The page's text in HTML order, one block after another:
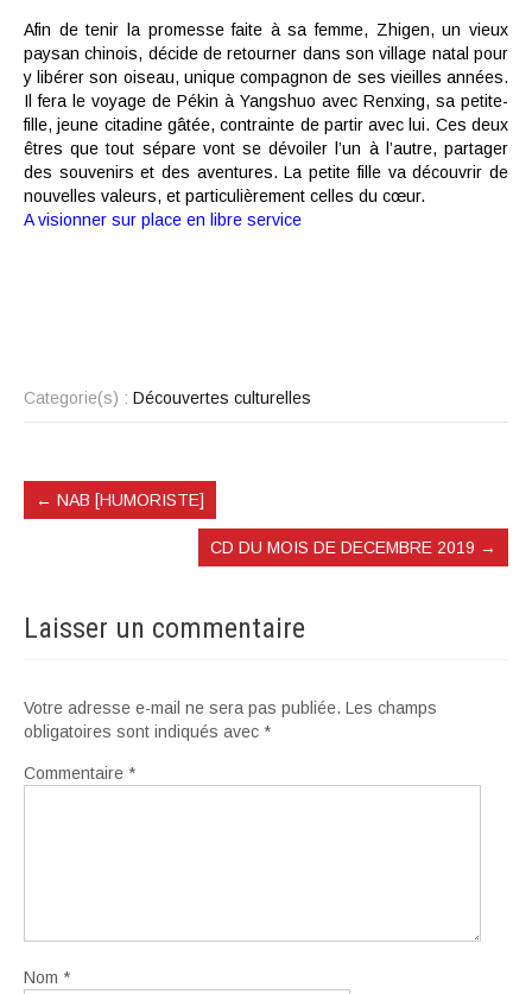
Afin de tenir la promesse faite à sa femme, Zhigen, un vieux
paysan chinois, décide de retourner dans son village natal pour
y libérer son oiseau, unique compagnon de ses vieilles années.
Il fera le voyage de Pékin à Yangshuo avec Renxing, sa petite-
fille, jeune citadine gâtée, contrainte de partir avec lui. Ces deux
êtres que tout sépare vont se dévoiler l’un à l’autre, partager
des souvenirs et des aventures. La petite fille va découvrir de
nouvelles valeurs, et particulièrement celles du cœur.
A visionner sur place en libre service
Categorie(s) : Découvertes culturelles
← NAB [HUMORISTE]
CD DU MOIS DE DECEMBRE 2019 →
Laisser un commentaire
Votre adresse e-mail ne sera pas publiée. Les champs
obligatoires sont indiqués avec *
Commentaire *
Nom *